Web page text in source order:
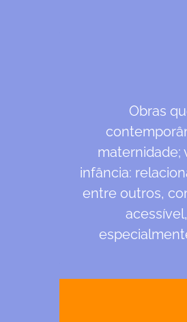
Obras
maternidade;
infância:
entre outros,